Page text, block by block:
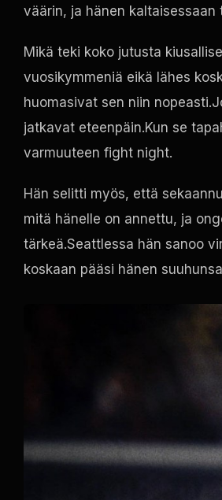
väärin, ja hänen kaltaisessaan
Mikä teki koko jutusta
vuosikymmeniä eikä lähes
huomasivat sen niin
jatkavat eteenpäin.Kun se
varmuuteen fight night.
Hän selitti myös, että
mitä hänelle on annettu, ja
tärkeä.Seattlessa hän sanoo
koskaan pääsi hänen